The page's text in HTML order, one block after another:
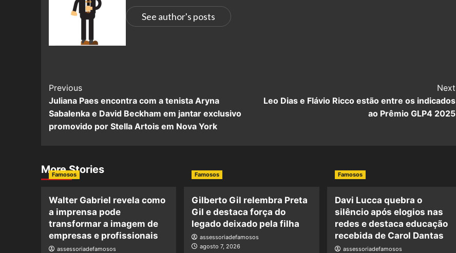
See author's posts
Previous
Juliana Paes encontra com a tenista Aryna
Sabalenka e David Beckham em jantar exclusivo
promovido por Stella Artois em Nova York
Next
Leo Dias e Flávio Ricco estão entre os indicados
ao Prêmio GLP4 2025
More Stories
Famosos
Walter Gabriel revela como
a imprensa pode
transformar a imagem de
empresas e profissionais
assessoriadefamosos
Famosos
Gilberto Gil relembra Preta
Gil e destaca força do
legado deixado pela filha
assessoriadefamosos
agosto 7, 2026
Famosos
Davi Lucca quebra o
silêncio após elogios nas
redes e destaca educação
recebida de Carol Dantas
assessoriadefamosos